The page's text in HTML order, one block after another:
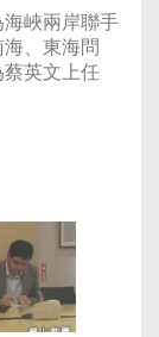
峽兩岸聯手
、東海問
英文上任